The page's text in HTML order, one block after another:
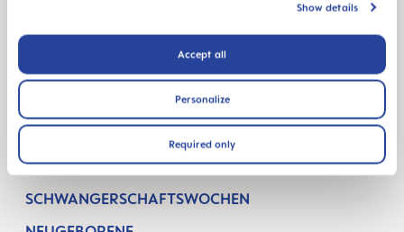
Show details
Accept all
Personalize
Required only
KINDERWUNSCH
SCHWANGERSCHAFTSWOCHEN